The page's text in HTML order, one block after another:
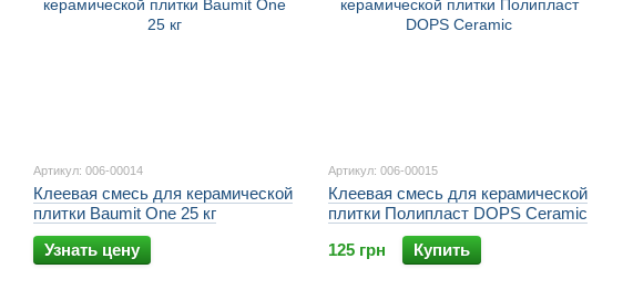
Артикул: 006-00014
Клеевая смесь для керамической
плитки Baumit One 25 кг
Узнать цену
Артикул: 006-00015
Клеевая смесь для керамической
плитки Полипласт DOPS Ceramic
125 грн
Купить